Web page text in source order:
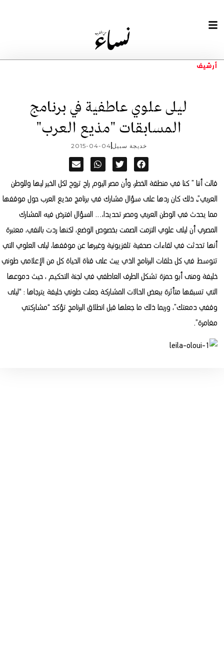
أرشيف
ليلى علوي عاطفية في برنامج
المسابقات "مذيع العرب"
خديجة سبيل 2015-04-04
قالت أننا ” كنا في منطقة الخطر، وأن مصر اليوم راح تروح لكل الخير ليها وللوطن
العربي”ّ، ذلك كان ردها على سؤال مشارك في برنامج مذيع العرب حول موقفها
مما يحدث في الوطن العربي ومصر تحديدا،… السؤال افترض فيه المشارك
المصري أن ليلى علوي التزمت الصمت بخصوص الوضع، لكنها ردت بالنفي، معتبرة
أنها تحدثت في لقاءات صحفية تلفزيونية وغيرها عن موقفها، ليلى العلوي التي
تتوسط في كل حلقات البرنامج الذي يبث على قناة الحياة كل من الإعلامي طوني
خليفة ومنى أبو حمزة تشكل الطرف العاطفي في لجنة التحكيم ، حيث دموعها
التي تسبقها متأثرة ببعض الحالات المشاركة جعلت طوني خليفة يترجاها : “ليلى
وقفي دمعتك”، وربما ذلك ما جعلها قبل انطلاق البرنامج تؤكد “مشاركتي
مغامرة”.